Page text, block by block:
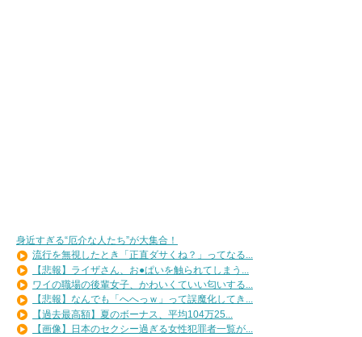
身近すぎる“厄介な人たち”が大集合！
流行を無視したとき「正直ダサくね？」ってなる...
【悲報】ライザさん、お●ぱいを触られてしまう...
ワイの職場の後輩女子、かわいくていい匂いする...
【悲報】なんでも「へへっｗ」って誤魔化してき...
【過去最高額】夏のボーナス、平均104万25...
【画像】日本のセクシー過ぎる女性犯罪者一覧が...